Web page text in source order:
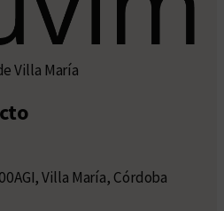
Villa María
Villa María, Córdoba